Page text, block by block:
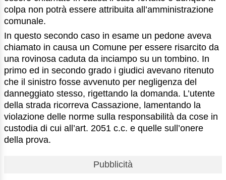
colpa non potrà essere attribuita all’amministrazione
comunale.
In questo secondo caso in esame un pedone aveva
chiamato in causa un Comune per essere risarcito da
una rovinosa caduta da inciampo su un tombino. In
primo ed in secondo grado i giudici avevano ritenuto
che il sinistro fosse avvenuto per negligenza del
danneggiato stesso, rigettando la domanda. L’utente
della strada ricorreva Cassazione, lamentando la
violazione delle norme sulla responsabilità da cose in
custodia di cui all’art. 2051 c.c. e quelle sull’onere
della prova.
Pubblicità